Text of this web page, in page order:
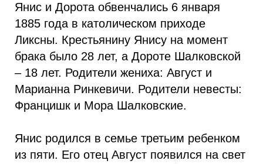
Янис и Дорота обвенчались 6 января
1885 года в католическом приходе
Ликсны. Крестьянину Янису на момент
брака было 28 лет, а Дороте Шалковской
– 18 лет. Родители жениха: Август и
Марианна Ринкевичи. Родители невесты:
Францишк и Мора Шалковские.
Янис родился в семье третьим ребенком
из пяти. Его отец Август появился на свет